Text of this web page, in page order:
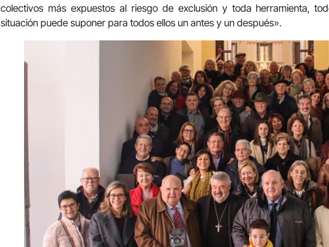
colectivos más expuestos al riesgo de exclusión y toda herramienta,
situación puede suponer para todos ellos un antes y un después».